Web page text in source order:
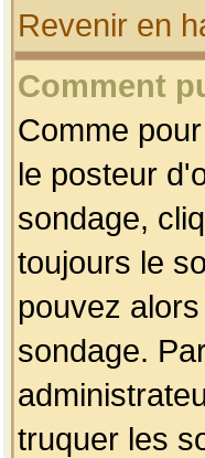
Revenir en
Comment
Comme
le posteur
sondage,
toujours le
pouvez
sondage.
truquer les